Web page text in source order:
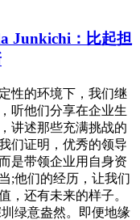
Junkichi：比起担
性的环境下，我们继
听他们分享在企业生
讲述那些充满挑战的
们证明，优秀的领导
是带领企业用自身资
;他们的经历，让我们
，还有未来的样子。
绿意盎然。即便地缘